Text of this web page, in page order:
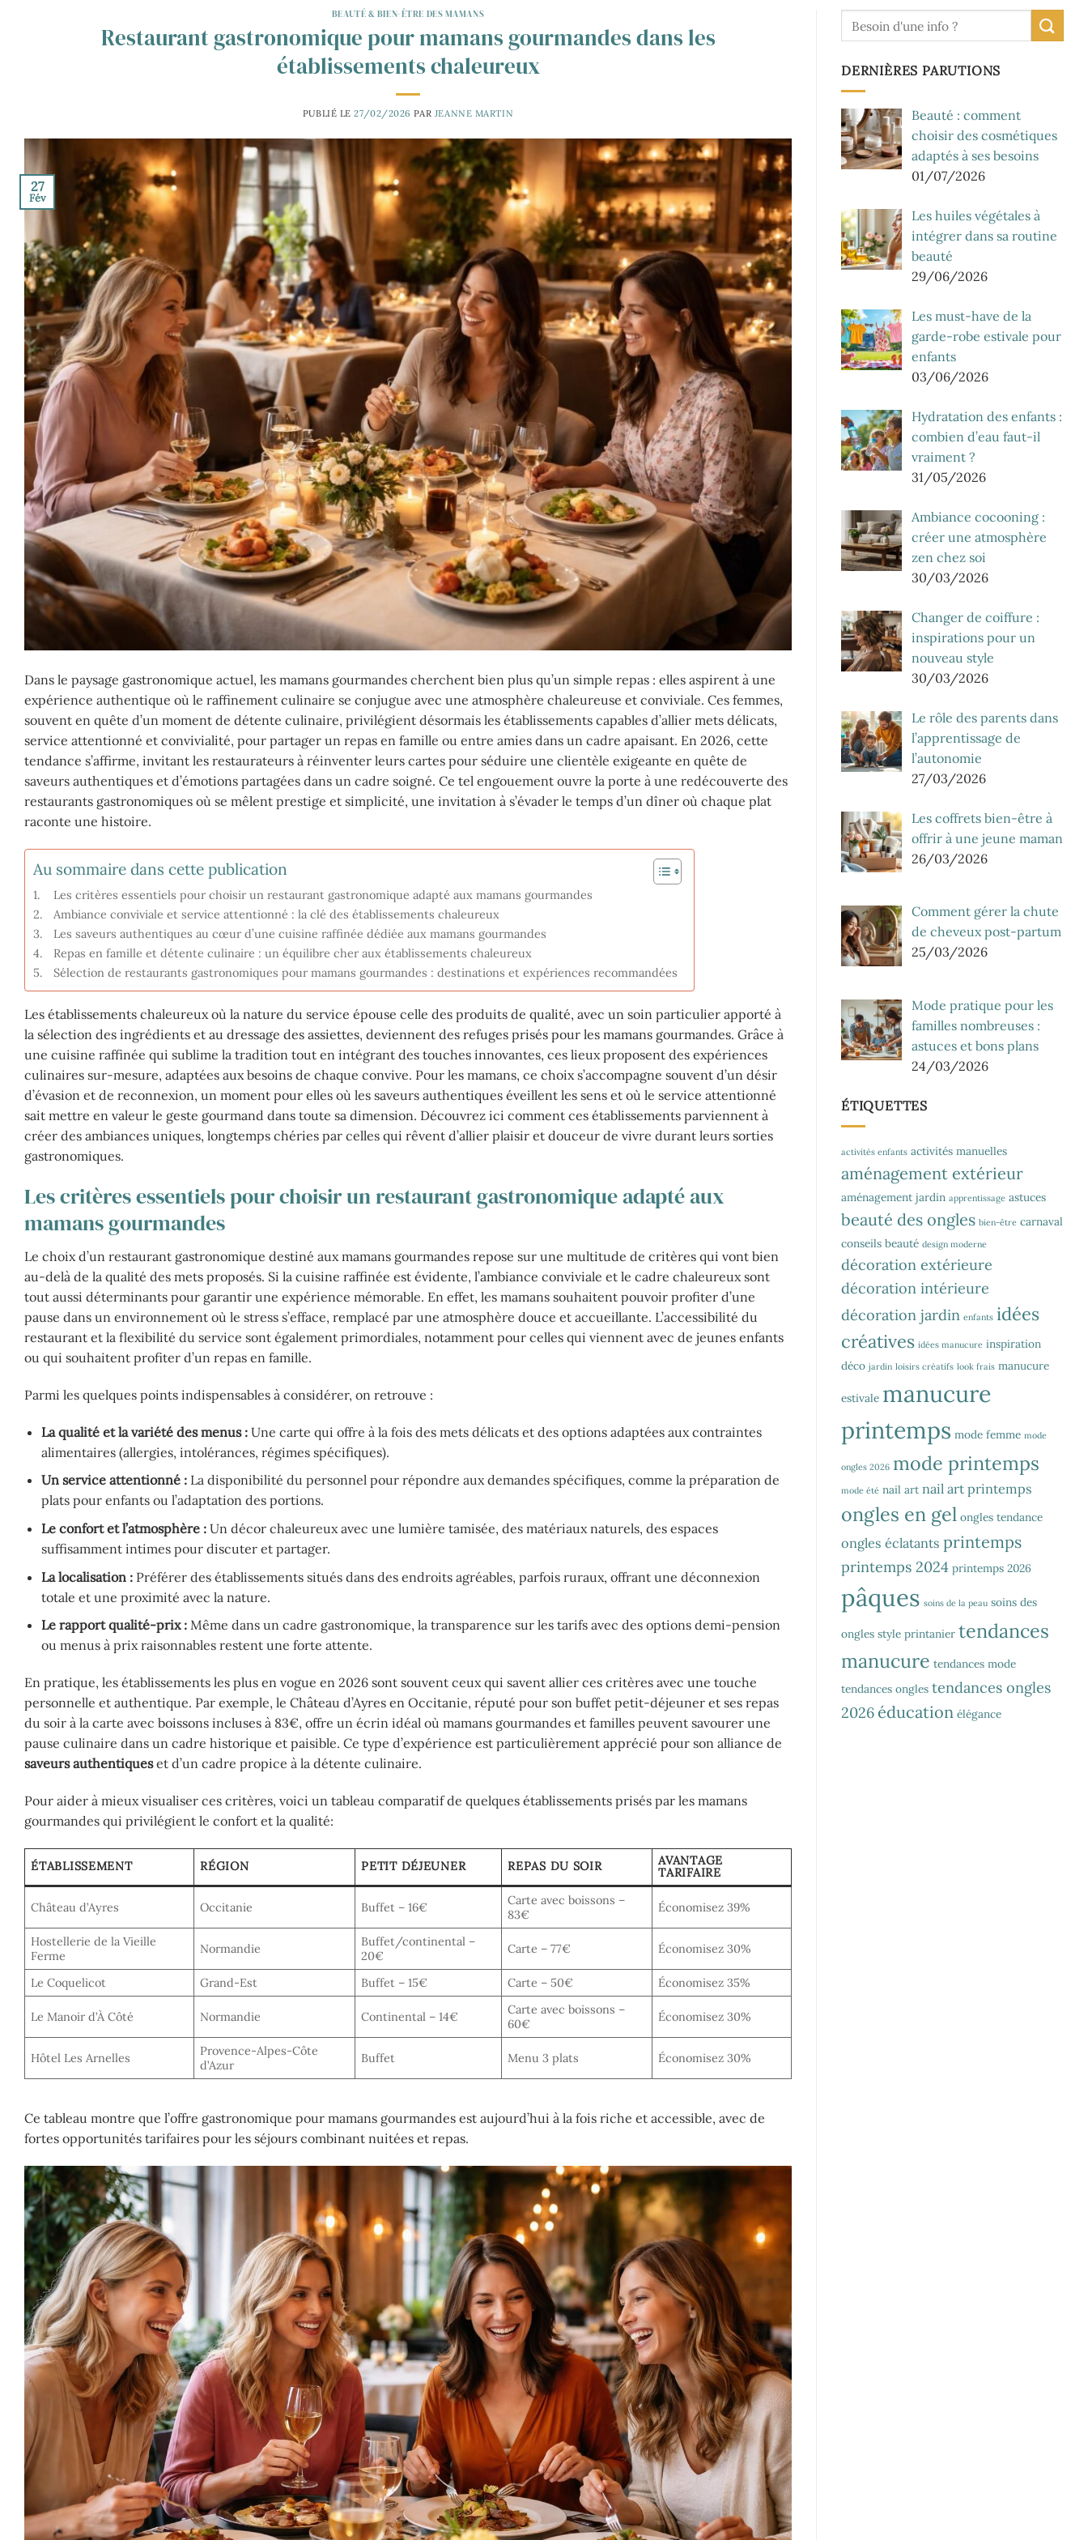
BEAUTÉ & BIEN-ÊTRE DES MAMANS
Restaurant gastronomique pour mamans gourmandes dans les
établissements chaleureux
PUBLIÉ LE27/02/2026 PAR JEANNE MARTIN
27
Fév
Dans le paysage gastronomique actuel, les mamans gourmandes cherchent bien plus qu’un simple repas : elles aspirent à une
expérience authentique où le raffinement culinaire se conjugue avec une atmosphère chaleureuse et conviviale. Ces femmes,
souvent en quête d’un moment de détente culinaire, privilégient désormais les établissements capables d’allier mets délicats,
service attentionné et convivialité, pour partager un repas en famille ou entre amies dans un cadre apaisant. En 2026, cette
tendance s’affirme, invitant les restaurateurs à réinventer leurs cartes pour séduire une clientèle exigeante en quête de
saveurs authentiques et d’émotions partagées dans un cadre soigné. Ce tel engouement ouvre la porte à une redécouverte des
restaurants gastronomiques où se mêlent prestige et simplicité, une invitation à s’évader le temps d’un dîner où chaque plat
raconte une histoire.
Au sommaire dans cette publication
Les critères essentiels pour choisir un restaurant gastronomique adapté aux mamans gourmandes
Ambiance conviviale et service attentionné : la clé des établissements chaleureux
Les saveurs authentiques au cœur d’une cuisine raffinée dédiée aux mamans gourmandes
Repas en famille et détente culinaire : un équilibre cher aux établissements chaleureux
Sélection de restaurants gastronomiques pour mamans gourmandes : destinations et expériences recommandées
Les établissements chaleureux où la nature du service épouse celle des produits de qualité, avec un soin particulier apporté à
la sélection des ingrédients et au dressage des assiettes, deviennent des refuges prisés pour les mamans gourmandes. Grâce à
une cuisine raffinée qui sublime la tradition tout en intégrant des touches innovantes, ces lieux proposent des expériences
culinaires sur-mesure, adaptées aux besoins de chaque convive. Pour les mamans, ce choix s’accompagne souvent d’un désir
d’évasion et de reconnexion, un moment pour elles où les saveurs authentiques éveillent les sens et où le service attentionné
sait mettre en valeur le geste gourmand dans toute sa dimension. Découvrez ici comment ces établissements parviennent à
créer des ambiances uniques, longtemps chéries par celles qui rêvent d’allier plaisir et douceur de vivre durant leurs sorties
gastronomiques.
Les critères essentiels pour choisir un restaurant gastronomique adapté aux
mamans gourmandes
Le choix d’un restaurant gastronomique destiné aux mamans gourmandes repose sur une multitude de critères qui vont bien
au-delà de la qualité des mets proposés. Si la cuisine raffinée est évidente, l’ambiance conviviale et le cadre chaleureux sont
tout aussi déterminants pour garantir une expérience mémorable. En effet, les mamans souhaitent pouvoir profiter d’une
pause dans un environnement où le stress s’efface, remplacé par une atmosphère douce et accueillante. L’accessibilité du
restaurant et la flexibilité du service sont également primordiales, notamment pour celles qui viennent avec de jeunes enfants
ou qui souhaitent profiter d’un repas en famille.
Parmi les quelques points indispensables à considérer, on retrouve :
La qualité et la variété des menus :Une carte qui offre à la fois des mets délicats et des options adaptées aux contraintes
alimentaires (allergies, intolérances, régimes spécifiques).
Un service attentionné :La disponibilité du personnel pour répondre aux demandes spécifiques, comme la préparation de
plats pour enfants ou l’adaptation des portions.
Le confort et l’atmosphère :Un décor chaleureux avec une lumière tamisée, des matériaux naturels, des espaces
suffisamment intimes pour discuter et partager.
La localisation :Préférer des établissements situés dans des endroits agréables, parfois ruraux, offrant une déconnexion
totale et une proximité avec la nature.
Le rapport qualité-prix :Même dans un cadre gastronomique, la transparence sur les tarifs avec des options demi-pension
ou menus à prix raisonnables restent une forte attente.
En pratique, les établissements les plus en vogue en 2026 sont souvent ceux qui savent allier ces critères avec une touche
personnelle et authentique. Par exemple, le Château d’Ayres en Occitanie, réputé pour son buffet petit-déjeuner et ses repas
du soir à la carte avec boissons incluses à 83€, offre un écrin idéal où mamans gourmandes et familles peuvent savourer une
pause culinaire dans un cadre historique et paisible. Ce type d’expérience est particulièrement apprécié pour son alliance de
saveurs authentiqueset d’un cadre propice à la détente culinaire.
Pour aider à mieux visualiser ces critères, voici un tableau comparatif de quelques établissements prisés par les mamans
gourmandes qui privilégient le confort et la qualité:
ÉTABLISSEMENT RÉGION PETIT DÉJEUNER REPAS DU SOIR
AVANTAGE
TARIFAIRE
Château d’Ayres Occitanie Buffet – 16€
Carte avec boissons –
83€
Économisez 39%
Hostellerie de la Vieille
Ferme
Normandie
Buffet/continental –
20€
Carte – 77€ Économisez 30%
Le Coquelicot Grand-Est Buffet – 15€ Carte – 50€ Économisez 35%
Le Manoir d’À Côté Normandie Continental – 14€
Carte avec boissons –
60€
Économisez 30%
Hôtel Les Arnelles
Provence-Alpes-Côte
d’Azur
Buffet Menu 3 plats Économisez 30%
Ce tableau montre que l’offre gastronomique pour mamans gourmandes est aujourd’hui à la fois riche et accessible, avec de
fortes opportunités tarifaires pour les séjours combinant nuitées et repas.
DERNIÈRES PARUTIONS
Beauté : comment
choisir des cosmétiques
adaptés à ses besoins
01/07/2026
Les huiles végétales à
intégrer dans sa routine
beauté
29/06/2026
Les must-have de la
garde-robe estivale pour
enfants
03/06/2026
Hydratation des enfants :
combien d’eau faut-il
vraiment ?
31/05/2026
Ambiance cocooning :
créer une atmosphère
zen chez soi
30/03/2026
Changer de coiffure :
inspirations pour un
nouveau style
30/03/2026
Le rôle des parents dans
l’apprentissage de
l’autonomie
27/03/2026
Les coffrets bien-être à
offrir à une jeune maman
26/03/2026
Comment gérer la chute
de cheveux post-partum
25/03/2026
Mode pratique pour les
familles nombreuses :
astuces et bons plans
24/03/2026
ÉTIQUETTES
activités enfants activités manuelles
aménagement extérieur
aménagement jardin apprentissage astuces
beauté des ongles bien-être carnaval
conseils beauté design moderne
décoration extérieure
décoration intérieure
décoration jardin enfants idées
créatives idées manucure inspiration
déco jardin loisirs créatifs look frais manucure
estivale manucure
printemps mode femme mode
ongles 2026 mode printemps
mode été nail art nail art printemps
ongles en gel ongles tendance
ongles éclatants printemps
printemps 2024 printemps 2026
pâques soins de la peau soins des
ongles style printanier tendances
manucure tendances mode
tendances ongles tendances ongles
2026 éducation élégance